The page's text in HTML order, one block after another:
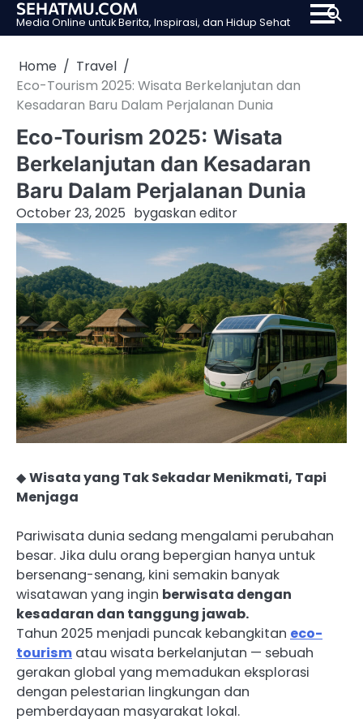
SkipSEHATMU.COM
Media Online untuk Berita, Inspirasi, dan Hidup Sehat
Home
Travel
Eco-Tourism 2025: Wisata Berkelanjutan dan
Kesadaran Baru Dalam Perjalanan Dunia
Eco-Tourism 2025: Wisata
Berkelanjutan dan Kesadaran
Baru Dalam Perjalanan Dunia
October 23, 2025 bygaskan editor
◆Wisata yang Tak Sekadar Menikmati, Tapi
Menjaga
Pariwisata dunia sedang mengalami perubahan
besar. Jika dulu orang bepergian hanya untuk
bersenang-senang, kini semakin banyak
wisatawan yang ingin berwisata dengan
kesadaran dan tanggung jawab.
Tahun 2025 menjadi puncak kebangkitan eco-
tourism atau wisata berkelanjutan — sebuah
gerakan global yang memadukan eksplorasi
dengan pelestarian lingkungan dan
pemberdayaan masyarakat lokal.